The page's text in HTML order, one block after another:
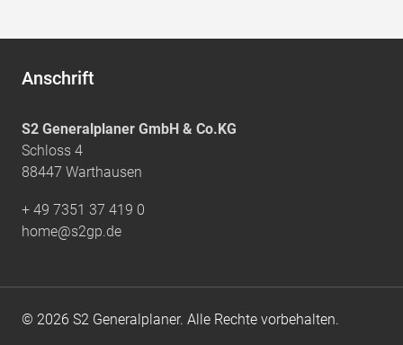
Anschrift
S2 Generalplaner GmbH & Co.KG
Schloss 4
88447 Warthausen
+ 49 7351 37 419 0
home@s2gp.de
© 2026 S2 Generalplaner. Alle Rechte vorbehalten.